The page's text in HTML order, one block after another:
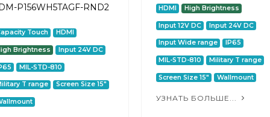
HDMI High Brightness
Input 12V DC Input 24V DC
Input Wide range IP65
MIL-STD-810 Military T range
Screen Size 15" Wallmount
УЗНАТЬ БОЛЬШЕ...
P156WH5TAGF-RND2
Touch HDMI
Brightness Input 24V DC
MIL-STD-810
T range Screen Size 15"